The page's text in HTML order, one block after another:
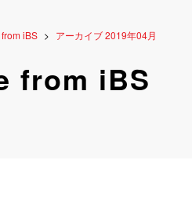
iBS アーカイブ 2019年04月
from iBS